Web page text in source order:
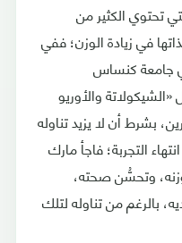
تحتوي الكثير من
في زيادة الوزن؛ ففي
جامعة كنساس
والأوريو
بشرط أن لا يزيد تناوله
التجربة؛ فاجأ مارك
جرام من وزنه، وتحسُّن صحته،
بالرغم من تناوله لتلك